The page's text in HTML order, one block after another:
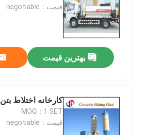
قیمت：negotiable
بهترین قیمت
کارخانه اختلاط بتن
MOQ：1 SET
قیمت：negotiable